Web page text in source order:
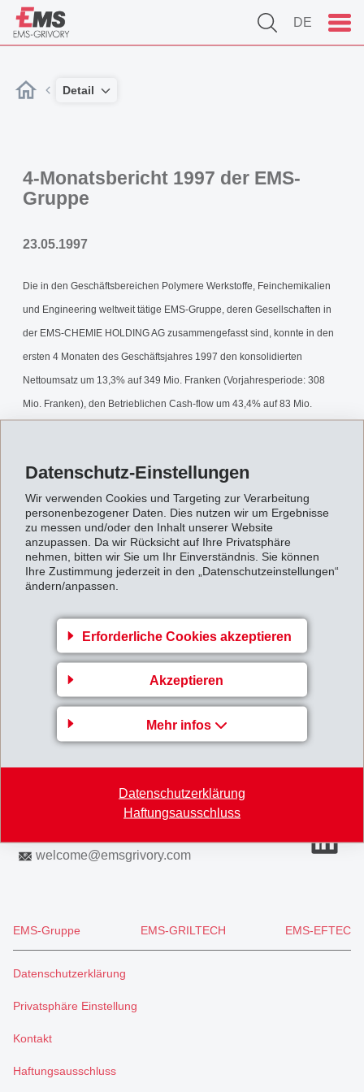
Datenschutz-Einstellungen
Wir verwenden Cookies und Targeting zur Verarbeitung
personenbezogener Daten. Dies nutzen wir um Ergebnisse
zu messen und/oder den Inhalt unserer Website
anzupassen. Da wir Rücksicht auf Ihre Privatsphäre
nehmen, bitten wir Sie um Ihr Einverständnis. Sie können
Ihre Zustimmung jederzeit in den „Datenschutzeinstellungen“
ändern/anpassen.
Erforderliche Cookies akzeptieren
Akzeptieren
Mehr infos
Datenschutzerklärung
Haftungsausschluss
DE
Detail
4-Monatsbericht 1997 der EMS-
Gruppe
23.05.1997
Die in den Geschäftsbereichen Polymere Werkstoffe, Feinchemikalien
und Engineering weltweit tätige EMS-Gruppe, deren Gesellschaften in
der EMS-CHEMIE HOLDING AG zusammengefasst sind, konnte in den
ersten 4 Monaten des Geschäftsjahres 1997 den konsolidierten
Nettoumsatz um 13,3% auf 349 Mio. Franken (Vorjahresperiode: 308
Mio. Franken), den Betrieblichen Cash-flow um 43,4% auf 83 Mio.
Zurück zur Übersicht
Unternehmensbereich
EMS-GRIVORY Europe
EMS-CHEMIE AG
Via Innovativa 1
7013 Domat/Ems
Schweiz
welcome@emsgrivory.com
EMS-Gruppe EMS-GRILTECH EMS-EFTEC
Datenschutzerklärung
Privatsphäre Einstellung
Kontakt
Haftungsausschluss